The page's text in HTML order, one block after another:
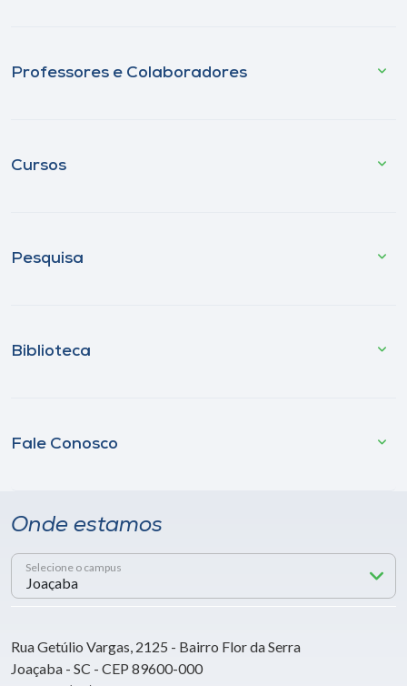
Professores e Colaboradores
Cursos
Pesquisa
Biblioteca
Fale Conosco
Onde estamos
Selecione o campus
Rua Getúlio Vargas, 2125 - Bairro Flor da Serra
Joaçaba - SC - CEP 89600-000